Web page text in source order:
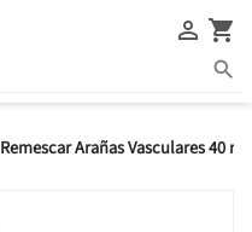

 
Remescar Arañas Vasculares 40 ml